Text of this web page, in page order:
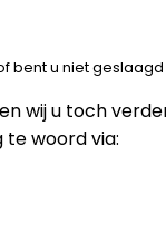
bent u niet
wij u toch
te woord via: